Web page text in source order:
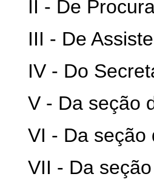
II - De
III - De
IV - Do
V - Da seção
VI - Da seção
VII - Da